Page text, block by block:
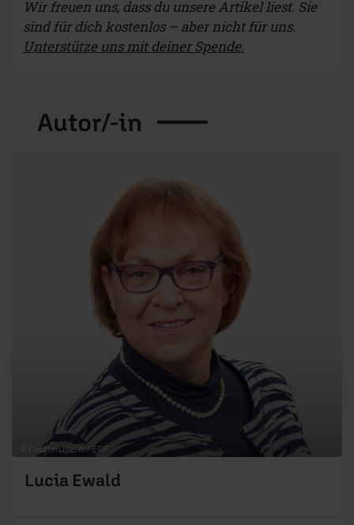
Wir freuen uns, dass du unsere Artikel liest. Sie
sind für dich kostenlos – aber nicht für uns.
Unterstütze uns mit deiner Spende.
Autor/-in
© Carsten Meier / ERF
Lucia Ewald